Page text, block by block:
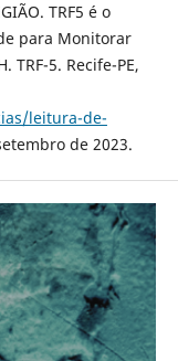
TRF5 é o
para Monitorar
TRF-5. Recife-PE,
leitura-de-
de 2023.